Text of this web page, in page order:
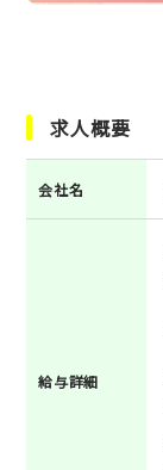
求人概要
会社名
給与詳細